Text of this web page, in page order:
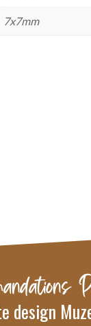
7x7mm
design